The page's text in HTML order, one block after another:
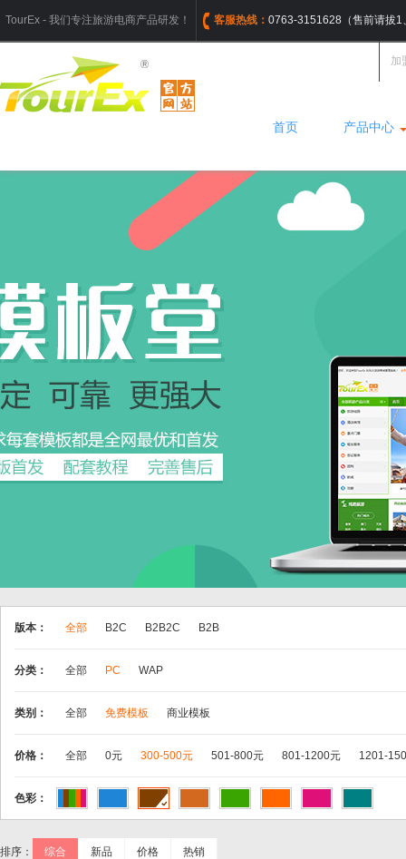
TourEx - 我们专注旅游电商产品研发！ 客服热线： 0763-3151628（售前请拔1
加
首页 产品中心
版本： 全部 B2C B2B2C B2B
分类： 全部 PC WAP
类别： 全部 免费模板 商业模板
价格： 全部 0元 300-500元 501-800元 801-1200元 1201-
色彩：
排序： 综合 新品 价格 热销